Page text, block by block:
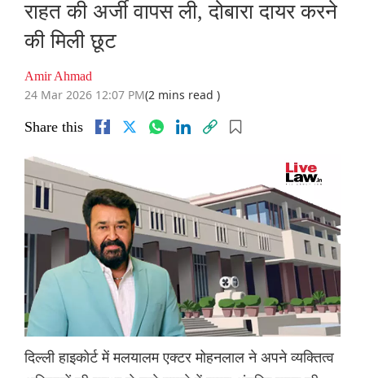
राहत की अर्जी वापस ली, दोबारा दायर करने
की मिली छूट
Amir Ahmad
24 Mar 2026 12:07 PM(2 mins read )
Share this
दिल्ली हाइकोर्ट में मलयालम एक्टर मोहनलाल ने अपने व्यक्तित्व